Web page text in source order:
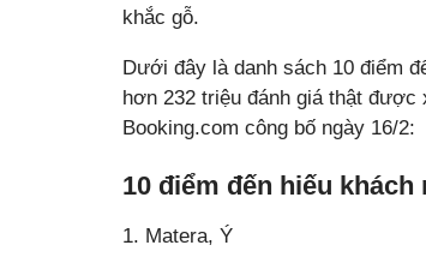
khắc gỗ.
Dưới đây là danh sách 10 điểm
hơn 232 triệu đánh giá thật
Booking.com công bố ngày 16/2:
10 điểm đến hiếu
1. Matera, Ý